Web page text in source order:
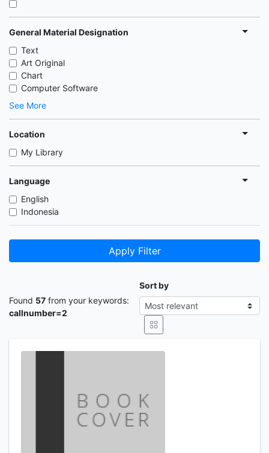
General Material Designation
Text
Art Original
Chart
Computer Software
See More
Location
My Library
Language
English
Indonesia
Apply Filter
Found 57 from your keywords:
callnumber=2
Sort by